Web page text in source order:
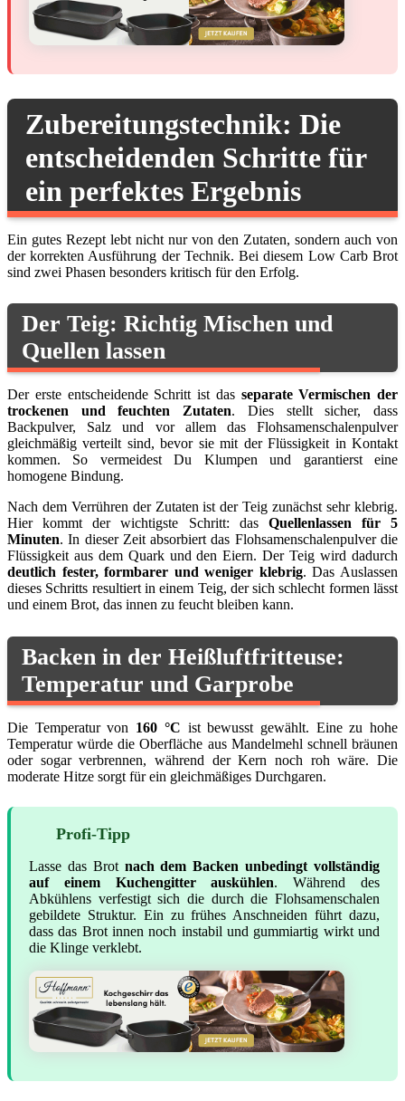
Zubereitungstechnik: Die
entscheidenden Schritte für
ein perfektes Ergebnis
Ein gutes Rezept lebt nicht nur von den Zutaten, sondern auch von
der korrekten Ausführung der Technik. Bei diesem Low Carb Brot
sind zwei Phasen besonders kritisch für den Erfolg.
Der Teig: Richtig Mischen und
Quellen lassen
Der erste entscheidende Schritt ist das separate Vermischen der
trockenen und feuchten Zutaten. Dies stellt sicher, dass
Backpulver, Salz und vor allem das Flohsamenschalenpulver
gleichmäßig verteilt sind, bevor sie mit der Flüssigkeit in Kontakt
kommen. So vermeidest Du Klumpen und garantierst eine
homogene Bindung.
Nach dem Verrühren der Zutaten ist der Teig zunächst sehr klebrig.
Hier kommt der wichtigste Schritt: das Quellenlassen für 5
Minuten. In dieser Zeit absorbiert das Flohsamenschalenpulver die
Flüssigkeit aus dem Quark und den Eiern. Der Teig wird dadurch
deutlich fester, formbarer und weniger klebrig. Das Auslassen
dieses Schritts resultiert in einem Teig, der sich schlecht formen lässt
und einem Brot, das innen zu feucht bleiben kann.
Backen in der Heißluftfritteuse:
Temperatur und Garprobe
Die Temperatur von 160 °C ist bewusst gewählt. Eine zu hohe
Temperatur würde die Oberfläche aus Mandelmehl schnell bräunen
oder sogar verbrennen, während der Kern noch roh wäre. Die
moderate Hitze sorgt für ein gleichmäßiges Durchgaren.
Profi-Tipp
Lasse das Brot nach dem Backen unbedingt vollständig
auf einem Kuchengitter auskühlen. Während des
Abkühlens verfestigt sich die durch die Flohsamenschalen
gebildete Struktur. Ein zu frühes Anschneiden führt dazu,
dass das Brot innen noch instabil und gummiartig wirkt und
die Klinge verklebt.